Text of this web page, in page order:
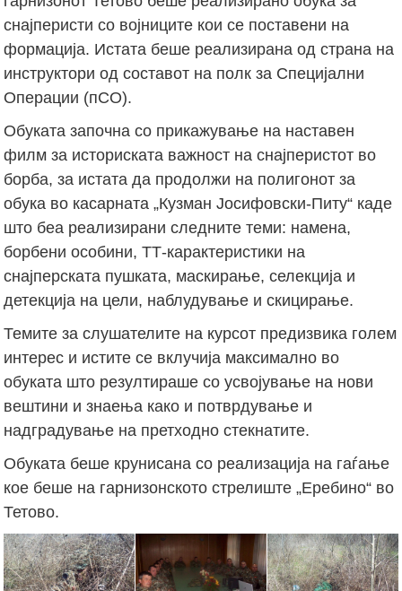
снајперисти со војниците кои се поставени на
формација. Истата беше реализирана од страна на
инструктори од составот на полк за Специјални
Операции (пСО).
Обуката започна со прикажување на наставен
филм за историската важност на снајперистот во
борба, за истата да продолжи на полигонот за
обука во касарната „Кузман Јосифовски-Питу“ каде
што беа реализирани следните теми: намена,
борбени особини, ТТ-карактеристики на
снајперската пушката, маскирање, селекција и
детекција на цели, наблудување и скицирање.
Темите за слушателите на курсот предизвика голем
интерес и истите се вклучија максимално во
обуката што резултираше со усвојување на нови
вештини и знаења како и потврдување и
надградување на претходно стекнатите.
Обуката беше крунисана со реализација на гаѓање
кое беше на гарнизонското стрелиште „Еребино“ во
Тетово.